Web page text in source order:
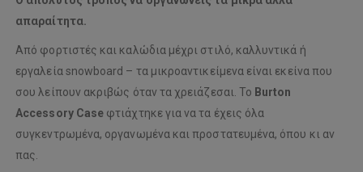
απαραίτητα.
Από φορτιστές και καλώδια μέχρι στιλό, καλλυντικά ή
εργαλεία snowboard – τα μικροαντικείμενα είναι εκείνα που
σου λείπουν ακριβώς όταν τα χρειάζεσαι. Το Burton
Accessory Case φτιάχτηκε για να τα έχεις όλα
συγκεντρωμένα, οργανωμένα και προστατευμένα, όπου κι αν
πας.